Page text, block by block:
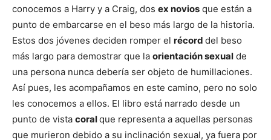
conocemos a Harry y a Craig, dos ex novios que están a
punto de embarcarse en el beso más largo de la historia.
Estos dos jóvenes deciden romper el récord del beso
más largo para demostrar que la orientación sexual de
una persona nunca debería ser objeto de humillaciones.
Así pues, les acompañamos en este camino, pero no solo
les conocemos a ellos. El libro está narrado desde un
punto de vista coralque representa a aquellas personas
que murieron debido a su inclinación sexual, ya fuera por